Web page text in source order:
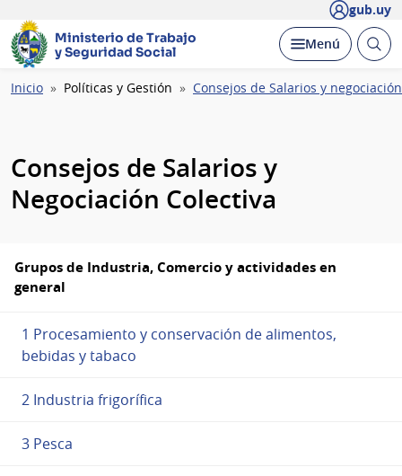
gub.uy
Ministerio de Trabajo
y Seguridad Social
Desplegar
Menú Abrir
Ruta
Inicio Políticas y Gestión Consejos de Salarios y
Consejos de Salarios y
Negociación Colectiva
Grupos de Industria, Comercio y actividades en
general
1 Procesamiento y conservación de alimentos,
bebidas y tabaco
2 Industria frigorífica
3 Pesca